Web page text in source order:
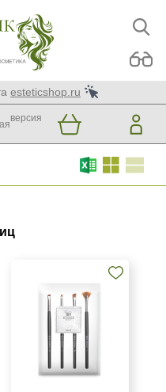
esteticshop.ru
версия